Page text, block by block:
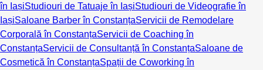
în IașiStudiouri de Tatuaje în IașiStudiouri de Videografie în
IașiSaloane Barber în ConstanțaServicii de Remodelare
Corporală în ConstanțaServicii de Coaching în
ConstanțaServicii de Consultanță în ConstanțaSaloane de
Cosmetică în ConstanțaSpații de Coworking în